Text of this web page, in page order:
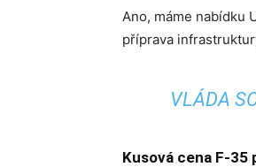
Ano, máme nabídku
příprava
VLÁDA
Kusová cena F-35